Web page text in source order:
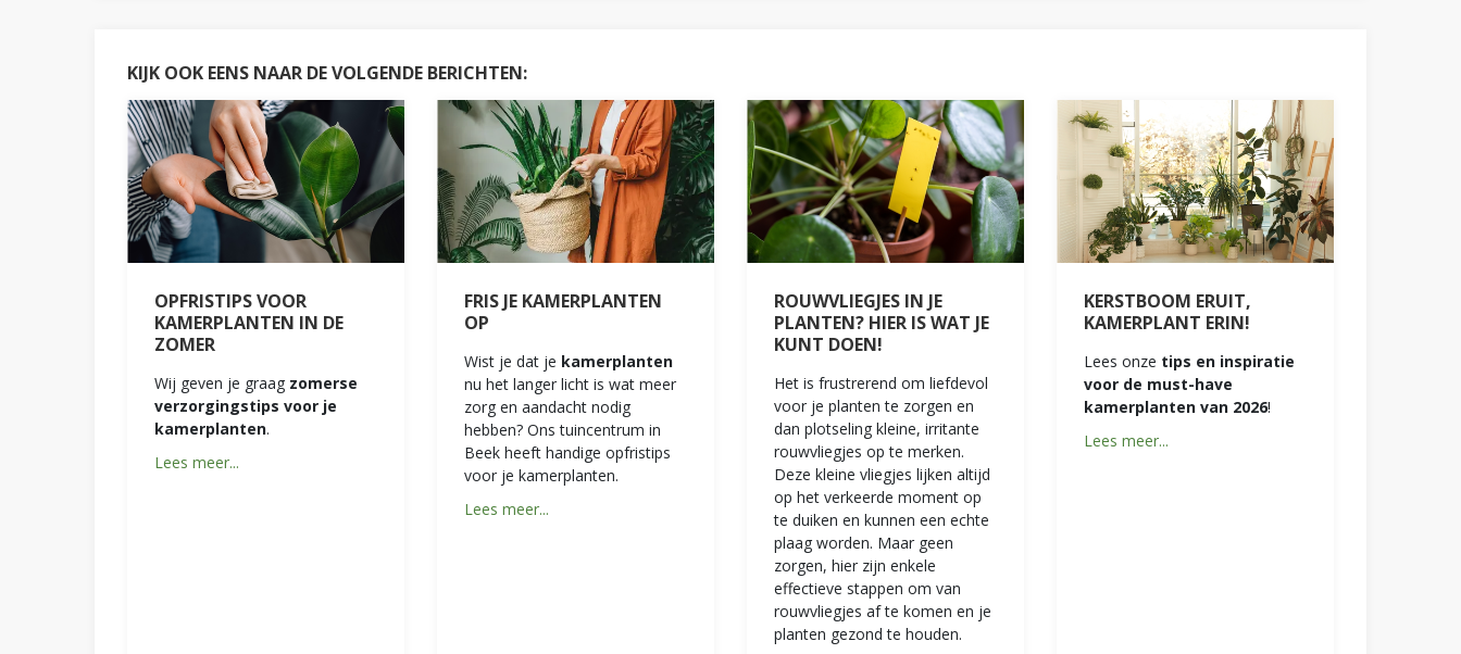
KIJK OOK EENS NAAR DE VOLGENDE BERICHTEN:
OPFRISTIPS VOOR
KAMERPLANTEN IN DE
ZOMER
Wij geven je graag zomerse
verzorgingstips voor je
kamerplanten.
Lees meer...
FRIS JE KAMERPLANTEN
OP
Wist je dat je kamerplanten
nu het langer licht is wat meer
zorg en aandacht nodig
hebben? Ons tuincentrum in
Beek heeft handige opfristips
voor je kamerplanten.
Lees meer...
ROUWVLIEGJES IN JE
PLANTEN? HIER IS WAT JE
KUNT DOEN!
Het is frustrerend om liefdevol
voor je planten te zorgen en
dan plotseling kleine, irritante
rouwvliegjes op te merken.
Deze kleine vliegjes lijken altijd
op het verkeerde moment op
te duiken en kunnen een echte
plaag worden. Maar geen
zorgen, hier zijn enkele
effectieve stappen om van
rouwvliegjes af te komen en je
planten gezond te houden.
KERSTBOOM ERUIT,
KAMERPLANT ERIN!
Lees onze tips en inspiratie
voor de must-have
kamerplanten van 2026!
Lees meer...